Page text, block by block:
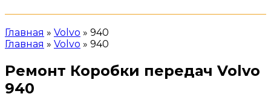
Главная » Volvo » 940
Главная » Volvo » 940
Ремонт Коробки передач Volvo
940